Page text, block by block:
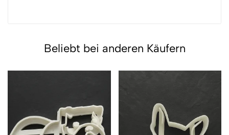
Beliebt bei anderen Käufern